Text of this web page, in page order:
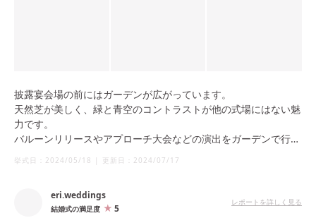
披露宴会場の前にはガーデンが広がっています。
天然芝が美しく、緑と青空のコントラストが他の式場にはない魅
力です。
バルーンリリースやアプローチ大会などの演出をガーデンで行い
りました。
挙式日： 2024/05/18 | 更新日： 2024/07/17
eri.weddings
結婚式の満足度 5
レポートを詳しく見る